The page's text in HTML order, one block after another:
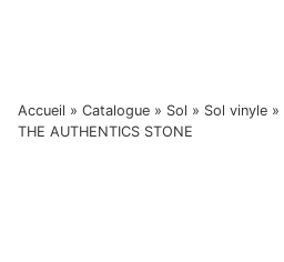
Accueil » Catalogue » Sol » Sol vinyle »
THE AUTHENTICS STONE